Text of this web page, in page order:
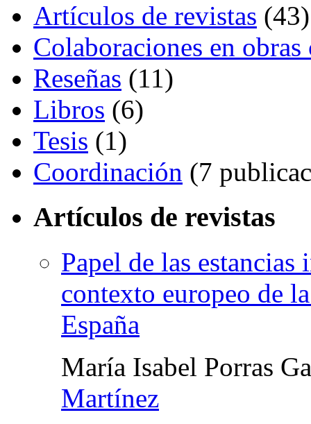
Artículos de revistas (43)
Colaboraciones en
Reseñas (11)
Libros (6)
Tesis (1)
Coordinación (7
Artículos de revistas
Papel de las
contexto europeo de
España
María Isabel Porras
Martínez